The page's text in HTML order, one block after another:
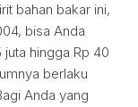
bahan bakar ini,
bisa Anda
hingga Rp 40
berlaku
Anda yang